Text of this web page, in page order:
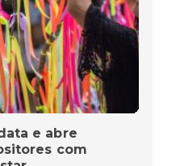
e abre
com